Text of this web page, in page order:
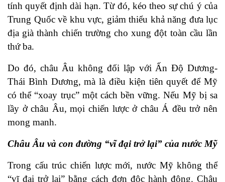
tính quyết định dài hạn. Từ đó, kéo theo sự chú ý của
Trung Quốc về khu vực, giảm thiểu khả năng đưa lục
địa già thành chiến trường cho xung đột toàn cầu lần
thứ ba.
Do đó, châu Âu không đối lập với Ấn Độ Dương-
Thái Bình Dương, mà là điều kiện tiên quyết để Mỹ
có thể “xoay trục” một cách bền vững. Nếu Mỹ bị sa
lầy ở châu Âu, mọi chiến lược ở châu Á đều trở nên
mong manh.
Châu Âu và con đường “vĩ đại trở lại” của nước Mỹ
Trong cấu trúc chiến lược mới, nước Mỹ không thể
“vĩ đại trở lại” bằng cách đơn độc hành động. Châu